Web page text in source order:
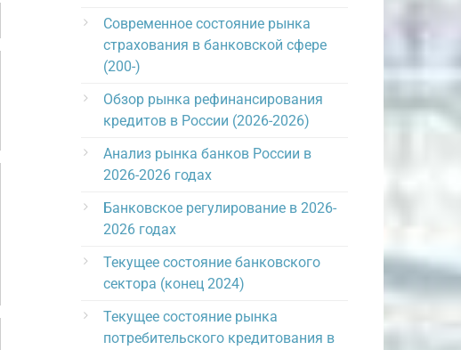
Современное состояние рынка
страхования в банковской сфере
(200-)
Обзор рынка рефинансирования
кредитов в России (2026-2026)
Анализ рынка банков России в
2026-2026 годах
Банковское регулирование в 2026-
2026 годах
Текущее состояние банковского
сектора (конец 2024)
Текущее состояние рынка
потребительского кредитования в